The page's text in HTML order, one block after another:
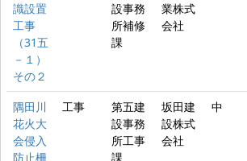
識設置
工事
（31五
－１）
その２
設事務
所補修
課
業株式
会社
隅田川
花火大
会侵入
防止柵
工事
第五建
設事務
所工事
課
坂田建
設株式
会社
中